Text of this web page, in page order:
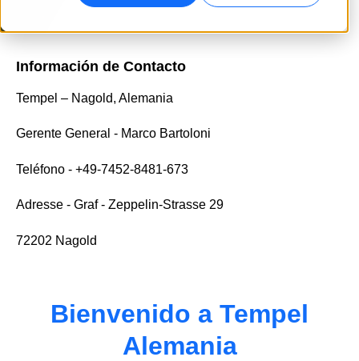
Información de Contacto
Tempel – Nagold, Alemania
Gerente General - Marco Bartoloni
Teléfono - +49-7452-8481-673
Adresse - Graf - Zeppelin-Strasse 29
72202 Nagold
Bienvenido a Tempel
Alemania